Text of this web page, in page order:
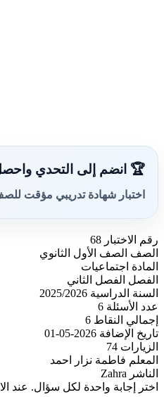
🏆 انضم إلى التحدي
اختبار شهادة تدريبي مؤقت
رقم الاختبار 68
الصف الصف الأول الثانوي
المادة اجتماعيات
الفصل الفصل الثاني
السنة الدراسية 2025/2026
عدد الأسئلة 6
إجمالي النقاط 6
تاريخ الإضافة 2026-05-01
الزيارات 74
المعلم فاطمة نزار احمد
الناشر Zahra
اختر إجابة واحدة لكل سؤال. عند